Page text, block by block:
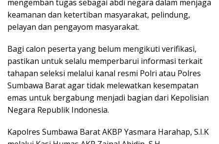
mengemban tugas sebagai abdi negara dalam menjaga
keamanan dan ketertiban masyarakat, pelindung,
pelayan dan pengayom masyarakat.
Bagi calon peserta yang belum mengikuti verifikasi,
pastikan untuk selalu memperbarui informasi terkait
tahapan seleksi melalui kanal resmi Polri atau Polres
Sumbawa Barat agar tidak melewatkan kesempatan
emas untuk bergabung menjadi bagian dari Kepolisian
Negara Republik Indonesia.
Kapolres Sumbawa Barat AKBP Yasmara Harahap, S.I.K